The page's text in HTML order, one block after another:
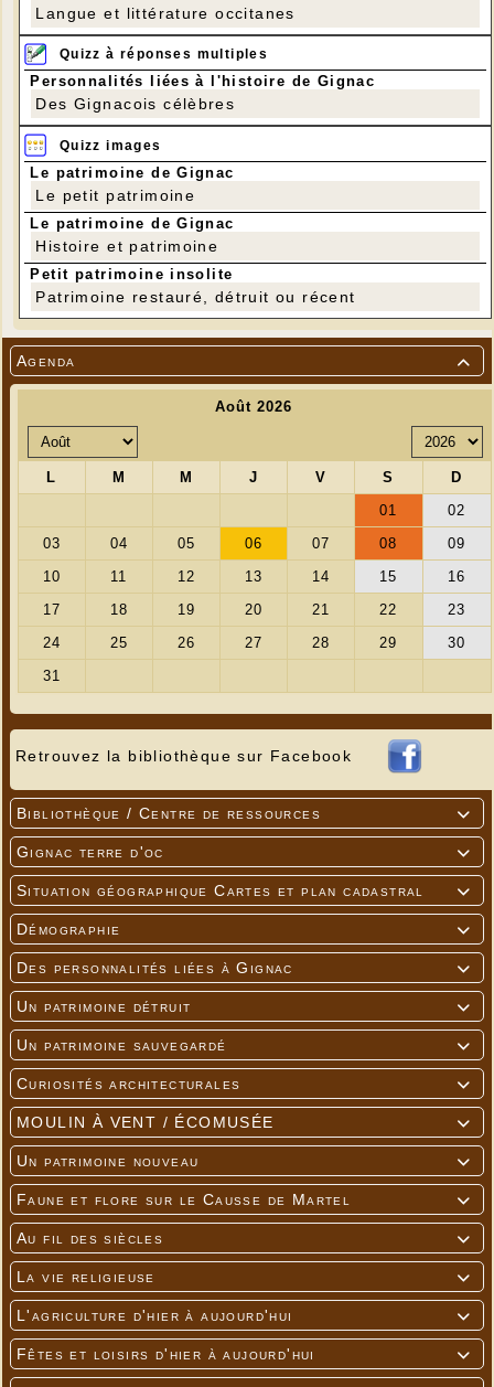

Agenda
Retrouvez la bibliothèque sur Facebook

Bibliothèque / Centre de ressources

Gignac terre d'oc

Situation géographique Cartes et plan cadastral

Démographie

Des personnalités liées à Gignac

Un patrimoine détruit

Un patrimoine sauvegardé

Curiosités architecturales

MOULIN À VENT / ÉCOMUSÉE

Un patrimoine nouveau

Faune et flore sur le Causse de Martel

Au fil des siècles

La vie religieuse

L'agriculture d'hier à aujourd'hui

Fêtes et loisirs d'hier à aujourd'hui
Langue et littérature occitanes
Quizz à réponses multiples
Personnalités liées à l'histoire de Gignac
Des Gignacois célèbres
Quizz images
Le patrimoine de Gignac
Le petit patrimoine
Le patrimoine de Gignac
Histoire et patrimoine
Petit patrimoine insolite
Patrimoine restauré, détruit ou récent